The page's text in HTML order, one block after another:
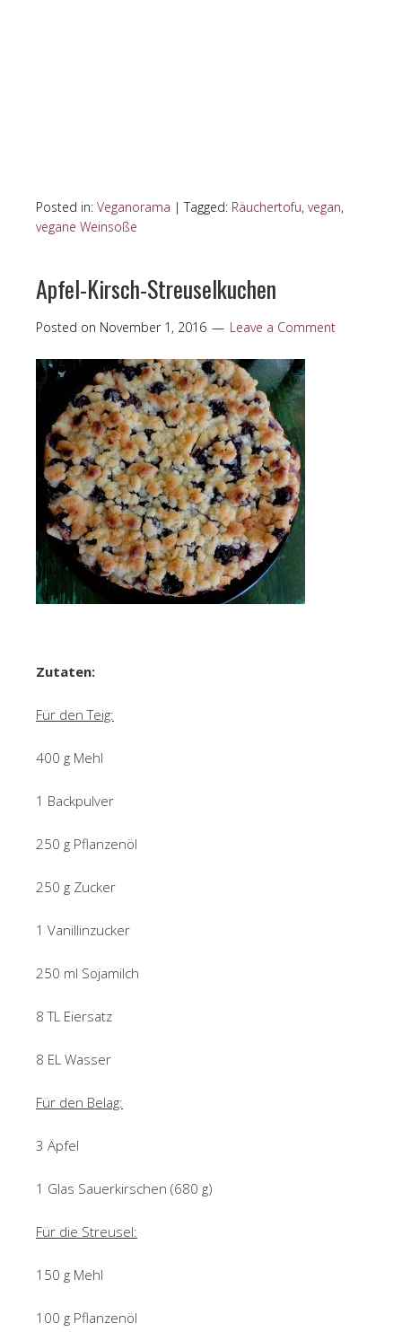
Posted in: Veganorama |Tagged: Räuchertofu, vegan,
vegane Weinsoße
Apfel-Kirsch-Streuselkuchen
Posted on November 1, 2016 Leave a Comment
Zutaten:
Für den Teig:
400 g Mehl
1 Backpulver
250 g Pflanzenöl
250 g Zucker
1 Vanillinzucker
250 ml Sojamilch
8 TL Eiersatz
8 EL Wasser
Für den Belag:
3 Äpfel
1 Glas Sauerkirschen (680 g)
Für die Streusel:
150 g Mehl
100 g Pflanzenöl